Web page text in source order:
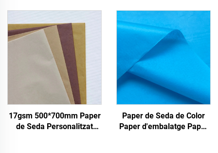
regal d'aliments d'alta
qualitat Paper de seda per
envoltar
personalitzable Paper
d'embalatge per a roba,
sabates, regals, flors
Paper de seda
17gsm 500*700mm Paper
de Seda Personalitzat
Paper de Seda de Color
Paper d'embalatge Paper